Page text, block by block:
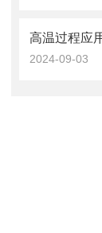
2024-09-03